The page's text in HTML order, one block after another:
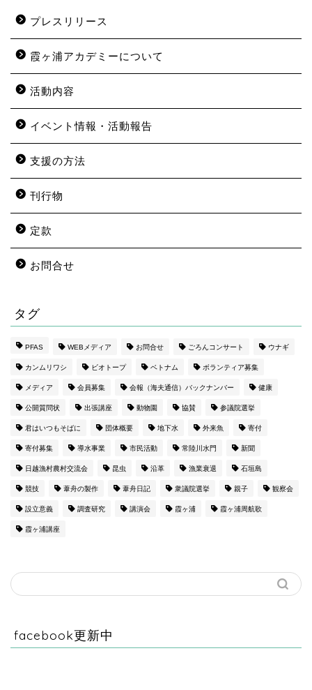
プレスリリース
霞ヶ浦アカデミーについて
活動内容
イベント情報・活動報告
支援の方法
刊行物
定款
お問合せ
タグ
PFAS WEBメディア お問合せ ごろんコンサート ウナギ
カンムリワシ ビオトープ ベトナム ボランティア募集
メディア 会員募集 会報（海夫通信）バックナンバー 健康
公開質問状 出張講座 動物園 協賛 参議院選挙
君はいつもそばに 団体概要 地下水 外来魚 寄付
寄付募集 導水事業 市民活動 常陸川水門 新聞
日越漁村農村交流会 昆虫 沿革 漁業衰退 石垣島
競技 葦舟の製作 葦舟日記 衆議院選挙 親子 観察会
設立意義 調査研究 講演会 霞ヶ浦 霞ヶ浦周航歌
霞ヶ浦講座
facebook更新中